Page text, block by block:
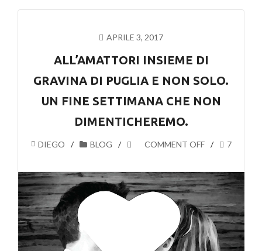
APRILE 3, 2017
ALL’AMATTORI INSIEME DI
GRAVINA DI PUGLIA E NON SOLO.
UN FINE SETTIMANA CHE NON
DIMENTICHEREMO.
DIEGO BLOG COMMENT OFF 7